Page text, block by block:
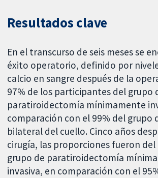
Resultados clave
En el transcurso de seis meses se
éxito operatorio, definido por
calcio en sangre después de la
97% de los participantes del grupo
paratiroidectomía mínimamente
comparación con el 99% del grupo
bilateral del cuello. Cinco años
cirugía, las proporciones fueron del
grupo de paratiroidectomía
invasiva, en comparación con el